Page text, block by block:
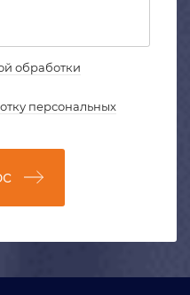
обработки
персональных